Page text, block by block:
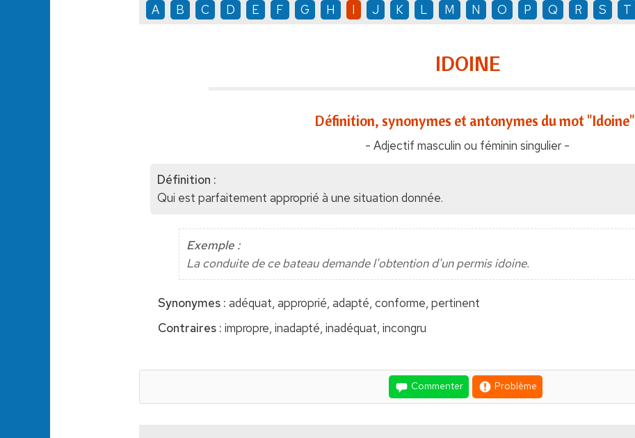
A B C D E F G H I J K L M N O P Q R S T
IDOINE
Définition, synonymes et antonymes du mot "Idoine"
- Adjectif masculin ou féminin singulier -
Définition :
Qui est parfaitement approprié à une situation donnée.
Exemple :
La conduite de ce bateau demande l'obtention d'un permis idoine.
Synonymes : adéquat, approprié, adapté, conforme, pertinent
Contraires : impropre, inadapté, inadéquat, incongru
Commenter Problème